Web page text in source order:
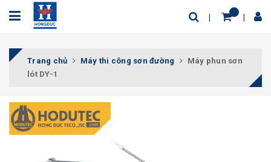
Trang chủ Máy thi công sơn đường
Máy phun sơn
lót DY-1